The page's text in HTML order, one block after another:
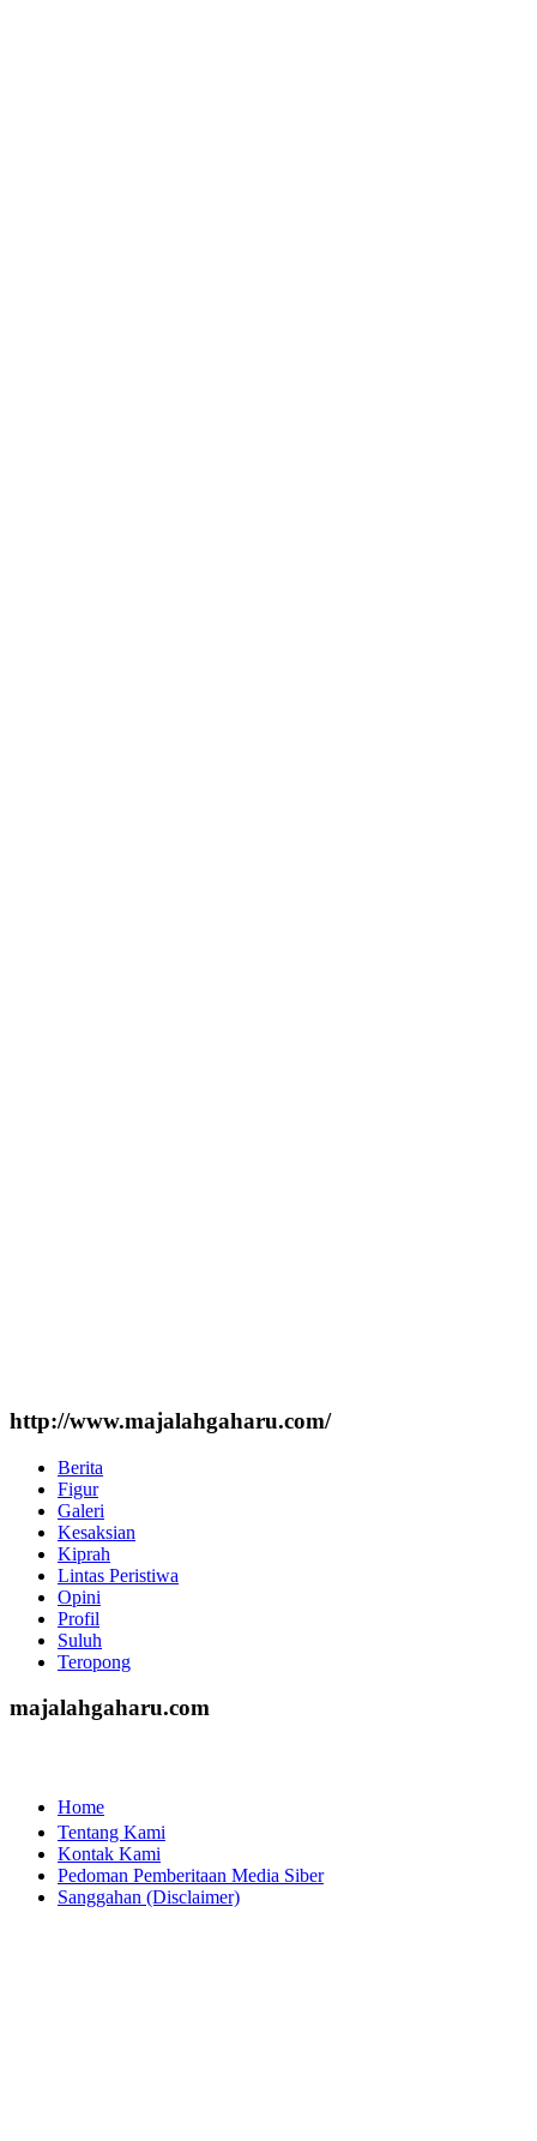
http://www.majalahgaharu.com/
Berita
Figur
Galeri
Kesaksian
Kiprah
Lintas Peristiwa
Opini
Profil
Suluh
Teropong
majalahgaharu.com
Home
Tentang Kami
Kontak Kami
Pedoman Pemberitaan Media Siber
Sanggahan (Disclaimer)